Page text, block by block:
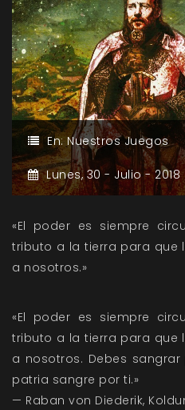
En: Nuestros Juegos
Lunes,30 - Julio -2018
«El poder es siempre
tributo a la tierra para que
a nosotros.»
«El poder es siempre
tributo a la tierra para que
a nosotros. Debes
patria sangre por ti.»
— Raban von Diederik,